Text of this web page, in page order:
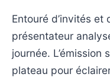
Entouré d’invités
présentateur
journée. L’émission
plateau pour